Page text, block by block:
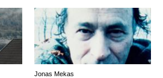
Jonas Mekas